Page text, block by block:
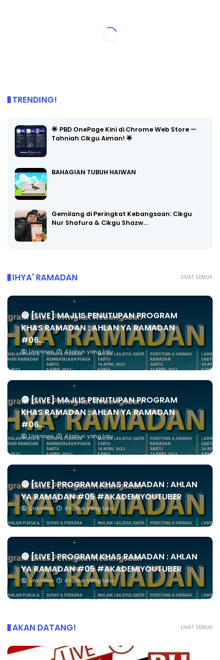
TRENDING!
🌟 PBD OnePage Kini di Chrome Web Store —
Tahniah Cikgu Aiman! 🌟
BAHAGIAN TUBUH HAIWAN
Gemilang di Peringkat Kebangsaan: Cikgu
Nur Shafura & Cikgu Shazw…
LIHAT SEMUA
IHYA' RAMADAN
🔴 [LIVE] MAJLIS PENUTUPAN PROGRAM
KHAS RAMADAN : AHLAN YA RAMADAN
#06...
Unknown 4 tahun yang lalu
🔴 [LIVE] MAJLIS PENUTUPAN PROGRAM
KHAS RAMADAN : AHLAN YA RAMADAN
#06...
Unknown 4 tahun yang lalu
🔴 [LIVE] PROGRAM KHAS RAMADAN : AHLAN
YA RAMADAN #05 #AKADEMIYOUTUBER
Unknown 4 tahun yang lalu
🔴 [LIVE] PROGRAM KHAS RAMADAN : AHLAN
YA RAMADAN #05 #AKADEMIYOUTUBER
Unknown 4 tahun yang lalu
LIHAT SEMUA
AKAN DATANG!